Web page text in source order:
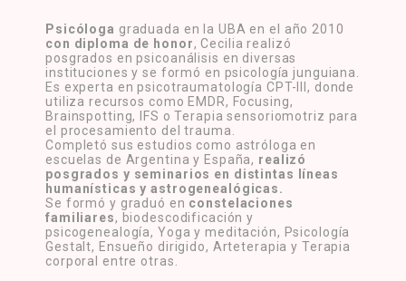
Psicóloga graduada en la UBA en el año 2010
con diploma de honor, Cecilia realizó
posgrados en psicoanálisis en diversas
instituciones y se formó en psicología junguiana.
Es experta en psicotraumatología CPT-III, donde
utiliza recursos como EMDR, Focusing,
Brainspotting, IFS o Terapia sensoriomotriz para
el procesamiento del trauma.
Completó sus estudios como astróloga en
escuelas de Argentina y España, realizó
posgrados y seminarios en distintas líneas
humanísticas y astrogenealógicas.
Se formó y graduó en constelaciones
familiares, biodescodificación y
psicogenealogía, Yoga y meditación, Psicología
Gestalt, Ensueño dirigido, Arteterapia y Terapia
corporal entre otras.